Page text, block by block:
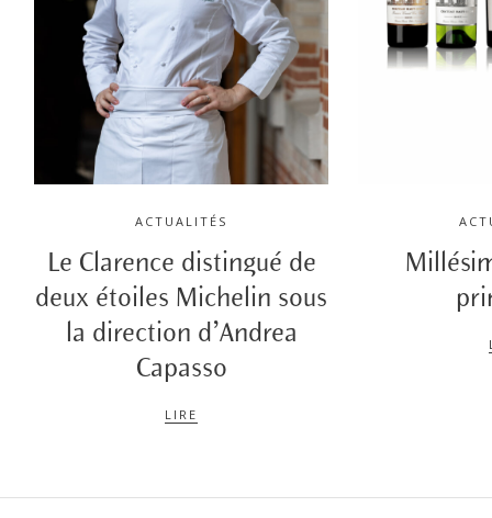
ACTUALITÉS
Le Clarence distingué de
deux étoiles Michelin sous
la direction d’Andrea
Capasso
LIRE